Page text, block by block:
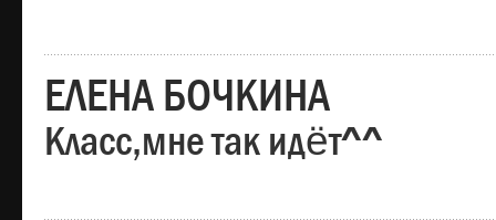
ЕЛЕНА БОЧКИНА
Класс,мне так идёт^^